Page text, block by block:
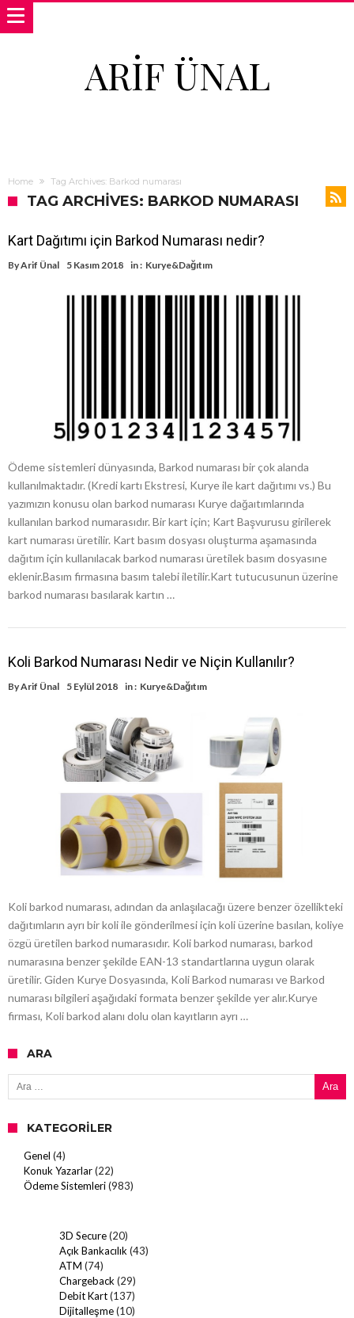
ARIF ÜNAL
Home Tag Archives: Barkod numarası
TAG ARCHIVES: BARKOD NUMARASI
Kart Dağıtımı için Barkod Numarası nedir?
ByArif Ünal 5 Kasım 2018 in : Kurye&Dağıtım
Ödeme sistemleri dünyasında, Barkod numarası bir çok alanda
kullanılmaktadır. (Kredi kartı Ekstresi, Kurye ile kart dağıtımı vs.) Bu
yazımızın konusu olan barkod numarası Kurye dağaıtımlarında
kullanılan barkod numarasıdır. Bir kart için; Kart Başvurusu girilerek
kart numarası üretilir. Kart basım dosyası oluşturma aşamasında
dağıtım için kullanılacak barkod numarası üretilek basım dosyasıne
eklenir.Basım firmasına basım talebi iletilir.Kart tutucusunun üzerine
barkod numarası basılarak kartın …
Koli Barkod Numarası Nedir ve Niçin Kullanılır?
ByArif Ünal 5 Eylül 2018 in : Kurye&Dağıtım
Koli barkod numarası, adından da anlaşılacağı üzere benzer özellikteki
dağıtımların ayrı bir koli ile gönderilmesi için koli üzerine basılan, koliye
özgü üretilen barkod numarasıdır. Koli barkod numarası, barkod
numarasına benzer şekilde EAN-13 standartlarına uygun olarak
üretilir. Giden Kurye Dosyasında, Koli Barkod numarası ve Barkod
numarası bilgileri aşağıdaki formata benzer şekilde yer alır.Kurye
firması, Koli barkod alanı dolu olan kayıtların ayrı …
ARA
Arama:
KATEGORILER
Genel (4)
Konuk Yazarlar(22)
Ödeme Sistemleri(983)
3D Secure(20)
Açık Bankacılık (43)
ATM (74)
Chargeback (29)
Debit Kart(137)
Dijitalleşme(10)